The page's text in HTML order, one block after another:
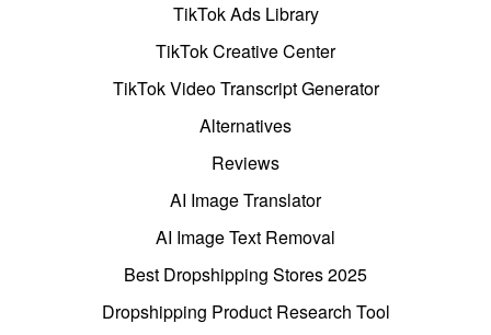
TikTok Ads Library
TikTok Creative Center
TikTok Video Transcript Generator
Alternatives
Reviews
AI Image Translator
AI Image Text Removal
Best Dropshipping Stores 2025
Dropshipping Product Research Tool